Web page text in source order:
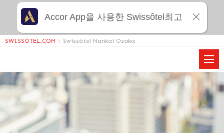
SWISSÔTEL.COM > Swissôtel Nankai Osaka
Accor App을 사용한 Swissôtel최고